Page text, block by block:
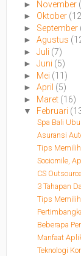
► November
► Oktober
► September
► Agustus
► Juli (7)
► Juni (5)
► Mei (11)
► April (5)
► Maret (16)
▼ Februari
Spa Bali
Asuransi
Tips Memilih
Sociomile,
CS
3 Tahapan
Tips Memilih
Beberapa
Manfaat
Teknologi